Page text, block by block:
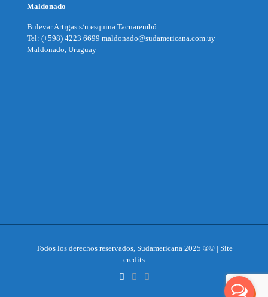
Maldonado
Bulevar Artigas s/n esquina Tacuarembó.
Tel: (+598) 4223 6699 maldonado@sudamericana.com.uy
Maldonado, Uruguay
Todos los derechos reservados, Sudamericana 2025 ®© | Site
credits